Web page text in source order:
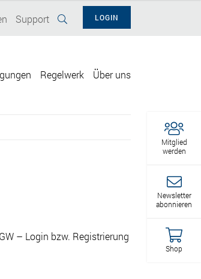
Mitglied
werden
Newsletter
abonnieren
Shop
LOGIN
Support
Regelwerk Über uns
– Login bzw. Registrierung